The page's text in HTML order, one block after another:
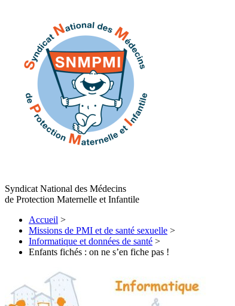
Syndicat National des Médecins
de Protection Maternelle et Infantile
Accueil >
Missions de PMI et de santé sexuelle >
Informatique et données de santé >
Enfants fichés : on ne s’en fiche pas !